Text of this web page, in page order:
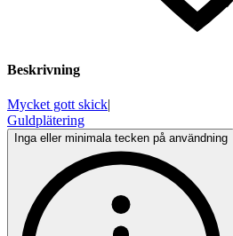
Beskrivning
Mycket gott skick|
Guldplätering
Inga eller minimala tecken på användning